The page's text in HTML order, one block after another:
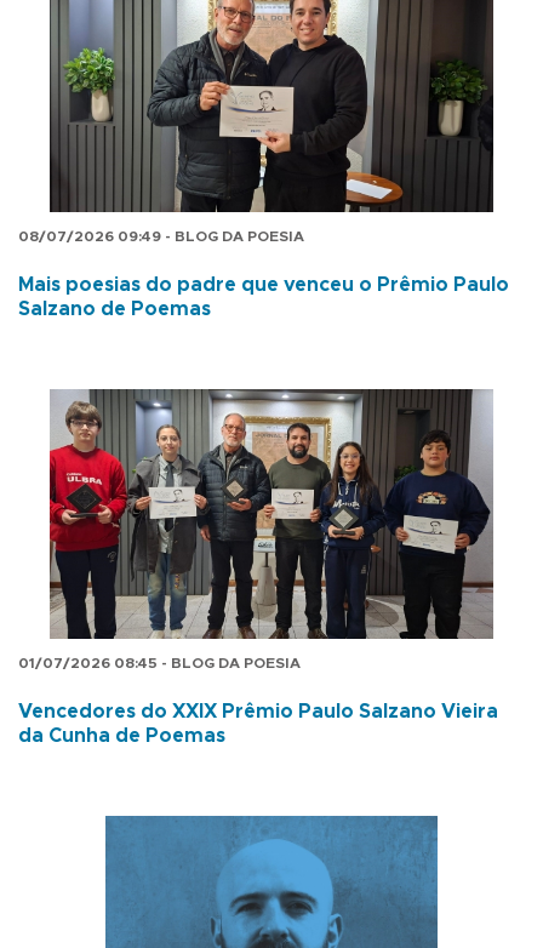
08/07/2026 09:49 - BLOG DA POESIA
Mais poesias do padre que venceu o Prêmio Paulo
Salzano de Poemas
01/07/2026 08:45 - BLOG DA POESIA
Vencedores do XXIX Prêmio Paulo Salzano Vieira
da Cunha de Poemas